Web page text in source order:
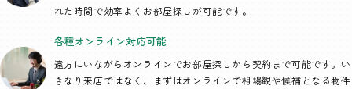
れた時間で効率よくお部屋探しが可能です。
各種オンライン対応可能
遠方にいながらオンラインでお部屋探しから契約まで可能です。い
きなり来店ではなく、まずはオンラインで相場観や候補となる物件